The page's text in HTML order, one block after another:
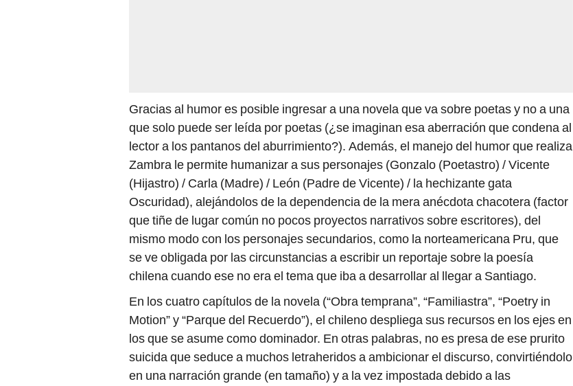
Gracias al humor es posible ingresar a una novela que va sobre poetas y no a una
que solo puede ser leída por poetas (¿se imaginan esa aberración que condena al
lector a los pantanos del aburrimiento?). Además, el manejo del humor que realiza
Zambra le permite humanizar a sus personajes (Gonzalo (Poetastro) / Vicente
(Hijastro) / Carla (Madre) / León (Padre de Vicente) / la hechizante gata
Oscuridad), alejándolos de la dependencia de la mera anécdota chacotera (factor
que tiñe de lugar común no pocos proyectos narrativos sobre escritores), del
mismo modo con los personajes secundarios, como la norteamericana Pru, que
se ve obligada por las circunstancias a escribir un reportaje sobre la poesía
chilena cuando ese no era el tema que iba a desarrollar al llegar a Santiago.
En los cuatro capítulos de la novela (“Obra temprana”, “Familiastra”, “Poetry in
Motion” y “Parque del Recuerdo”), el chileno despliega sus recursos en los ejes en
los que se asume como dominador. En otras palabras, no es presa de ese prurito
suicida que seduce a muchos letraheridos a ambicionar el discurso, convirtiéndolo
en una narración grande (en tamaño) y a la vez impostada debido a las